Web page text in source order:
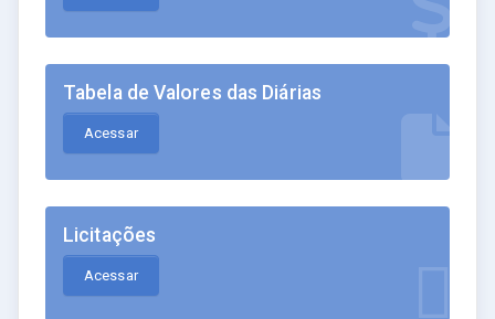
Tabela de Valores das Diárias
Acessar
Licitações
Acessar